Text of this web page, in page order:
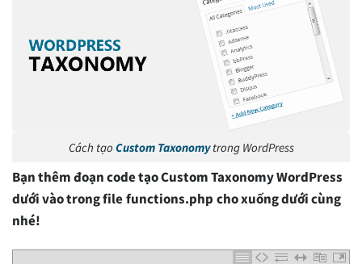
Cách tạo Custom Taxonomytrong WordPress
Bạn thêm đoạn code tạo Custom Taxonomy WordPress
dưới vào trong file functions.php cho xuống dưới cùng
nhé!